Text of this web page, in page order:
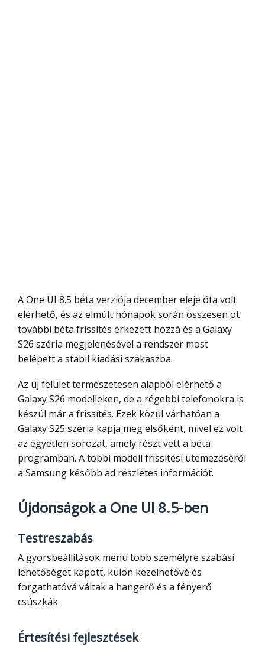
A One UI 8.5 béta verziója december eleje óta volt
elérhető, és az elmúlt hónapok során összesen öt
további béta frissítés érkezett hozzá és a Galaxy
S26 széria megjelenésével a rendszer most
belépett a stabil kiadási szakaszba.
Az új felület természetesen alapból elérhető a
Galaxy S26 modelleken, de a régebbi telefonokra is
készül már a frissítés. Ezek közül várhatóan a
Galaxy S25 széria kapja meg elsőként, mivel ez volt
az egyetlen sorozat, amely részt vett a béta
programban. A többi modell frissítési ütemezéséről
a Samsung később ad részletes információt.
Újdonságok a One UI 8.5-ben
Testreszabás
A gyorsbeállítások menü több személyre szabási
lehetőséget kapott, külön kezelhetővé és
forgathatóvá váltak a hangerő és a fényerő
csúszkák
Értesítési fejlesztések